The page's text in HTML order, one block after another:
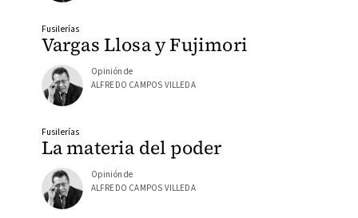
Vargas Llosa y Fujimori
Fusilerías
Opinión de
ALFREDO CAMPOS VILLEDA
La materia del poder
Fusilerías
Opinión de
ALFREDO CAMPOS VILLEDA